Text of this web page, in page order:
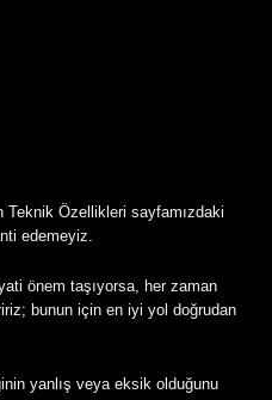
Teknik Özellikleri sayfamızdaki
edemeyiz.
önem taşıyorsa, her zaman
bunun için en iyi yol doğrudan
yanlış veya eksik olduğunu